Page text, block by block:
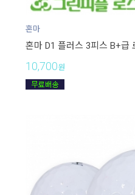
혼마
혼마 D1 플러스 3피스 B+급
10,700원